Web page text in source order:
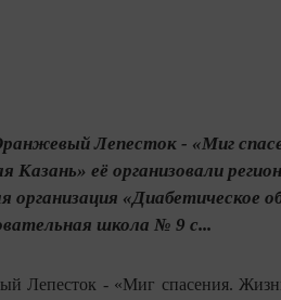
Лепесток - «Миг
её организовали
«Диабетическое
школа № 9 с...
Лепесток - «Миг спасения.